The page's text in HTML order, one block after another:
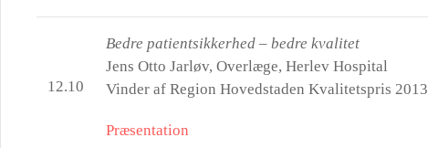
12.10
Bedre patientsikkerhed – bedre kvalitet
Jens Otto Jarløv, Overlæge, Herlev Hospital
Vinder af Region Hovedstaden Kvalitetspris 2013
Præsentation